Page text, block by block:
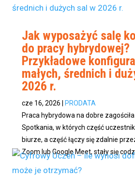
Jak wyposażyć salę
do pracy hybrydowej?
Przykładowe
małych, średnich i
2026 r.
cze 16, 2026
PRODATA
Praca hybrydowa na dobre
Spotkania, w których część
biurze, a część łączy się zdalnie
Zoom lub Google Meet, stały się